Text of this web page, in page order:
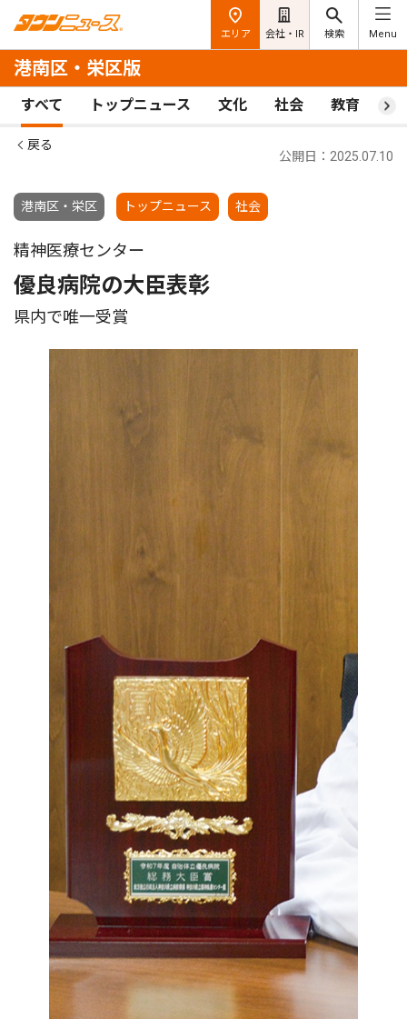
エリア 会社・IR 検索 Menu
港南区・栄区版
すべて トップニュース 文化 社会 教育 ス
戻る
港南区・栄区 トップニュース 社会
公開日：2025.07.10
精神医療センター
優良病院の大臣表彰
県内で唯一受賞